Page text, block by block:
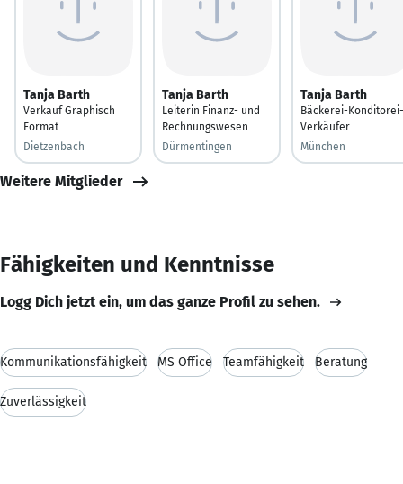
Tanja Barth
Verkauf Graphisch
Format
Dietzenbach
Tanja Barth
Leiterin Finanz- und
Rechnungswesen
Dürmentingen
Tanja Barth
Bäckerei-Konditorei-
Verkäufer
München
Weitere Mitglieder
Fähigkeiten und Kenntnisse
Logg Dich jetzt ein, um das ganze Profil zu sehen.
Kommunikationsfähigkeit MS Office Teamfähigkeit Beratung
Zuverlässigkeit